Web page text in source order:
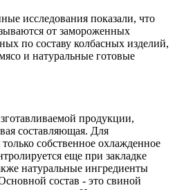
исследования показали, что
от замороженных
по составу колбасных изделий,
и натуральные готовые
продукции,
составляющая. Для
собственное охлажденное
еще при закладке
натуральные ингредиенты
состав - это свиной